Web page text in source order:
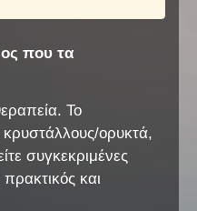
που τα
Το
κρυστάλλους/ορυκτά,
συγκεκριμένες
και